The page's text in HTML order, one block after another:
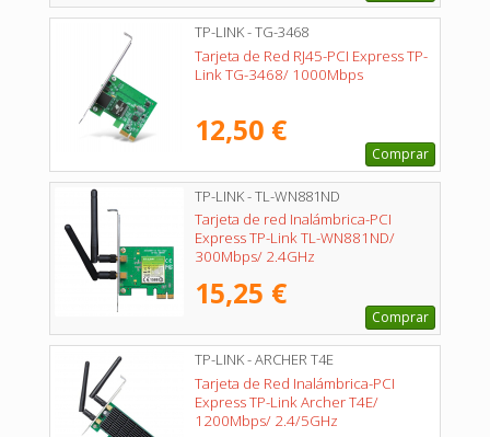
TP-LINK - TG-3468
Tarjeta de Red RJ45-PCI Express TP-
Link TG-3468/ 1000Mbps
12,50 €
Comprar
TP-LINK - TL-WN881ND
Tarjeta de red Inalámbrica-PCI
Express TP-Link TL-WN881ND/
300Mbps/ 2.4GHz
15,25 €
Comprar
TP-LINK - ARCHER T4E
Tarjeta de Red Inalámbrica-PCI
Express TP-Link Archer T4E/
1200Mbps/ 2.4/5GHz